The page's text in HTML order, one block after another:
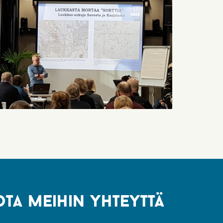
meihin yhteyttä